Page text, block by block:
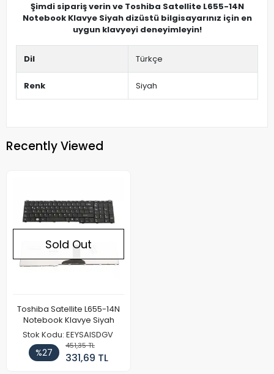
Şimdi sipariş verin ve Toshiba Satellite L655-14N
Notebook Klavye Siyah dizüstü bilgisayarınız için en
uygun klavyeyi deneyimleyin!
Dil Türkçe
Renk Siyah
Recently Viewed
Sold Out
Toshiba Satellite L655-14N
Notebook Klavye Siyah
Stok Kodu: EEYSAISDGV
%27
451,35 TL
331,69 TL